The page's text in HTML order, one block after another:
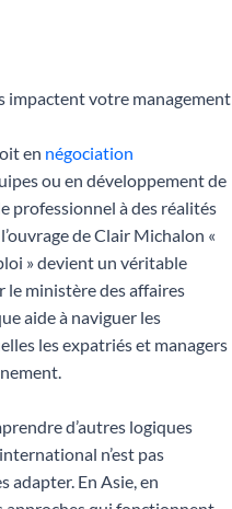
impactent votre management
en négociation
ou en développement de
professionnel à des réalités
de Clair Michalon «
» devient un véritable
le ministère des affaires
aide à naviguer les
les expatriés et managers
d’autres logiques
n’est pas
adapter. En Asie, en